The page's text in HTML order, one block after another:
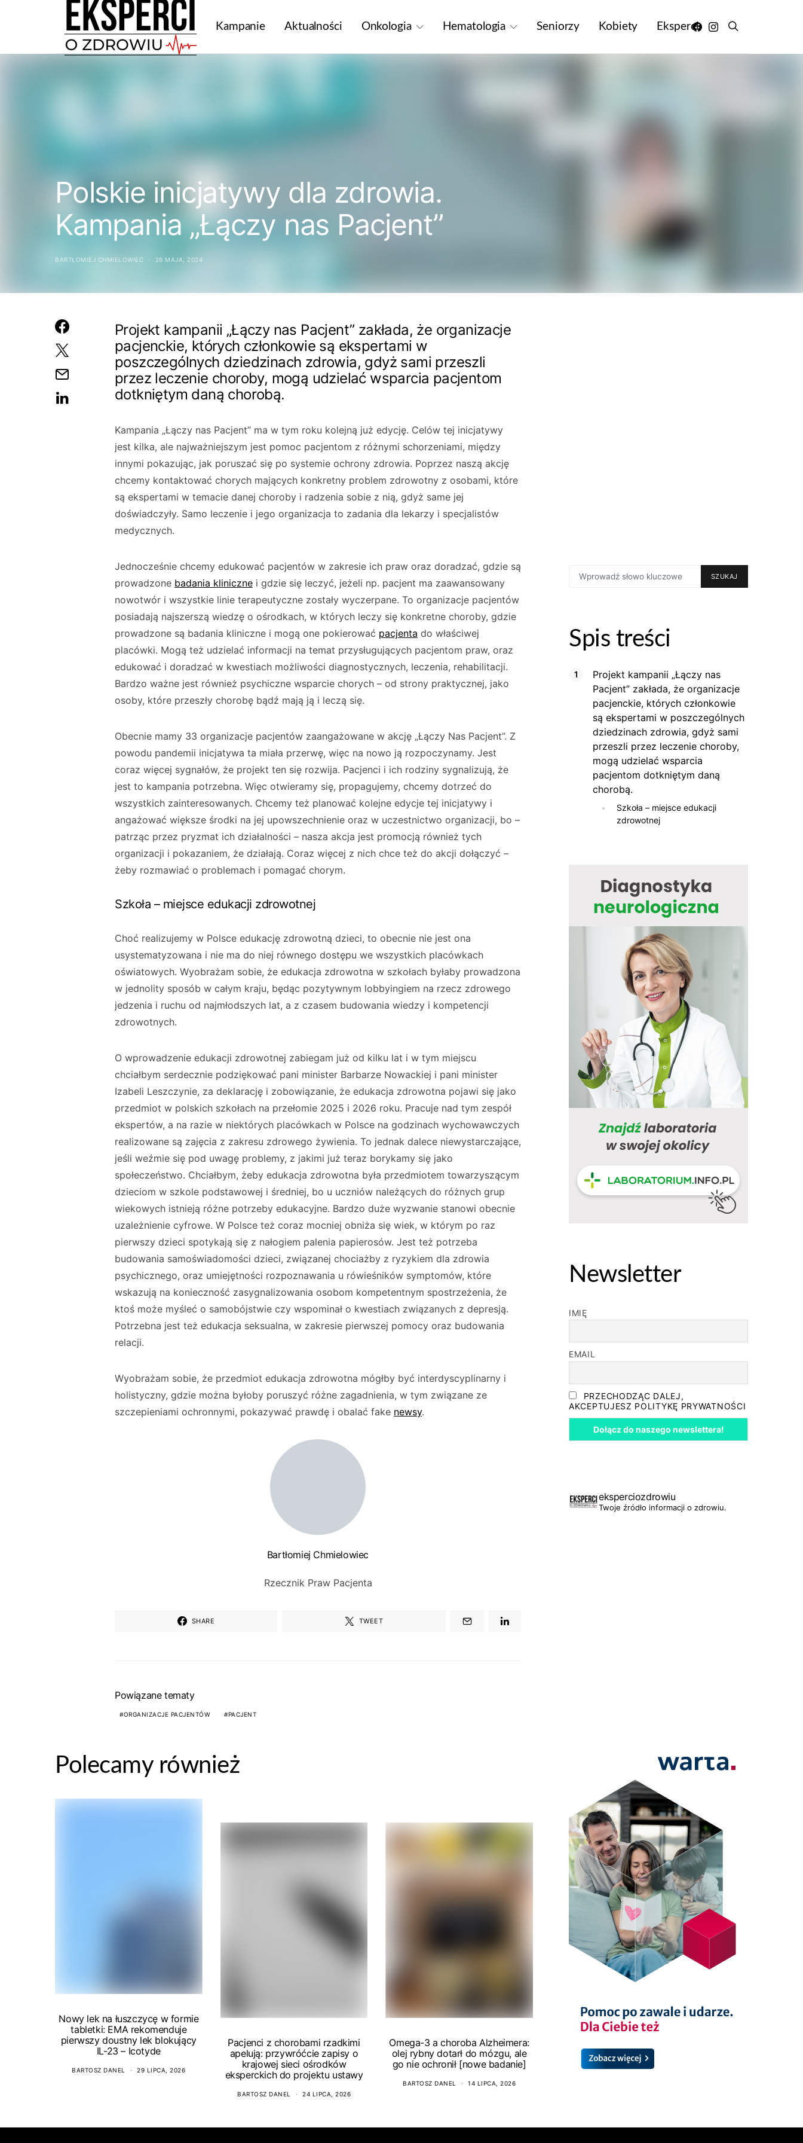
Kampanie Aktualności Onkologia Hematologia Seniorzy Kobiety Eksperci
Polskie inicjatywy dla zdrowia.
Kampania „Łączy nas Pacjent”
BARTŁOMIEJ CHMIELOWIEC 26 MAJA, 2024
Projekt kampanii „Łączy nas Pacjent” zakłada, że organizacje
pacjenckie, których członkowie są ekspertami w
poszczególnych dziedzinach zdrowia, gdyż sami przeszli
przez leczenie choroby, mogą udzielać wsparcia pacjentom
dotkniętym daną chorobą.
Kampania „Łączy nas Pacjent” ma w tym roku kolejną już edycję. Celów tej inicjatywy
jest kilka, ale najważniejszym jest pomoc pacjentom z różnymi schorzeniami, między
innymi pokazując, jak poruszać się po systemie ochrony zdrowia. Poprzez naszą akcję
chcemy kontaktować chorych mających konkretny problem zdrowotny z osobami, które
są ekspertami w temacie danej choroby i radzenia sobie z nią, gdyż same jej
doświadczyły. Samo leczenie i jego organizacja to zadania dla lekarzy i specjalistów
medycznych.
Jednocześnie chcemy edukować pacjentów w zakresie ich praw oraz doradzać, gdzie są
prowadzone badania kliniczne i gdzie się leczyć, jeżeli np. pacjent ma zaawansowany
nowotwór i wszystkie linie terapeutyczne zostały wyczerpane. To organizacje pacjentów
posiadają najszerszą wiedzę o ośrodkach, w których leczy się konkretne choroby, gdzie
prowadzone są badania kliniczne i mogą one pokierować pacjenta do właściwej
placówki. Mogą też udzielać informacji na temat przysługujących pacjentom praw, oraz
edukować i doradzać w kwestiach możliwości diagnostycznych, leczenia, rehabilitacji.
Bardzo ważne jest również psychiczne wsparcie chorych – od strony praktycznej, jako
osoby, które przeszły chorobę bądź mają ją i leczą się.
Obecnie mamy 33 organizacje pacjentów zaangażowane w akcję „Łączy Nas Pacjent”. Z
powodu pandemii inicjatywa ta miała przerwę, więc na nowo ją rozpoczynamy. Jest
coraz więcej sygnałów, że projekt ten się rozwija. Pacjenci i ich rodziny sygnalizują, że
jest to kampania potrzebna. Więc otwieramy się, propagujemy, chcemy dotrzeć do
wszystkich zainteresowanych. Chcemy też planować kolejne edycje tej inicjatywy i
angażować większe środki na jej upowszechnienie oraz w uczestnictwo organizacji, bo –
patrząc przez pryzmat ich działalności – nasza akcja jest promocją również tych
organizacji i pokazaniem, że działają. Coraz więcej z nich chce też do akcji dołączyć –
żeby rozmawiać o problemach i pomagać chorym.
Szkoła – miejsce edukacji zdrowotnej
Choć realizujemy w Polsce edukację zdrowotną dzieci, to obecnie nie jest ona
usystematyzowana i nie ma do niej równego dostępu we wszystkich placówkach
oświatowych. Wyobrażam sobie, że edukacja zdrowotna w szkołach byłaby prowadzona
w jednolity sposób w całym kraju, będąc pozytywnym lobbyingiem na rzecz zdrowego
jedzenia i ruchu od najmłodszych lat, a z czasem budowania wiedzy i kompetencji
zdrowotnych.
O wprowadzenie edukacji zdrowotnej zabiegam już od kilku lat i w tym miejscu
chciałbym serdecznie podziękować pani minister Barbarze Nowackiej i pani minister
Izabeli Leszczynie, za deklarację i zobowiązanie, że edukacja zdrowotna pojawi się jako
przedmiot w polskich szkołach na przełomie 2025 i 2026 roku. Pracuje nad tym zespół
ekspertów, a na razie w niektórych placówkach w Polsce na godzinach wychowawczych
realizowane są zajęcia z zakresu zdrowego żywienia. To jednak dalece niewystarczające,
jeśli weźmie się pod uwagę problemy, z jakimi już teraz borykamy się jako
społeczeństwo. Chciałbym, żeby edukacja zdrowotna była przedmiotem towarzyszącym
dzieciom w szkole podstawowej i średniej, bo u uczniów należących do różnych grup
wiekowych istnieją różne potrzeby edukacyjne. Bardzo duże wyzwanie stanowi obecnie
uzależnienie cyfrowe. W Polsce też coraz mocniej obniża się wiek, w którym po raz
pierwszy dzieci spotykają się z nałogiem palenia papierosów. Jest też potrzeba
budowania samoświadomości dzieci, związanej chociażby z ryzykiem dla zdrowia
psychicznego, oraz umiejętności rozpoznawania u rówieśników symptomów, które
wskazują na konieczność zasygnalizowania osobom kompetentnym spostrzeżenia, że
ktoś może myśleć o samobójstwie czy wspominał o kwestiach związanych z depresją.
Potrzebna jest też edukacja seksualna, w zakresie pierwszej pomocy oraz budowania
relacji.
Wyobrażam sobie, że przedmiot edukacja zdrowotna mógłby być interdyscyplinarny i
holistyczny, gdzie można byłoby poruszyć różne zagadnienia, w tym związane ze
szczepieniami ochronnymi, pokazywać prawdę i obalać fake newsy.
Bartłomiej Chmielowiec
Rzecznik Praw Pacjenta
SHARE TWEET
Powiązane tematy
ORGANIZACJE PACJENTÓW PACJENT
Polecamy również
Nowy lek na łuszczycę w formie
tabletki: EMA rekomenduje
pierwszy doustny lek blokujący
IL-23 – Icotyde
BARTOSZ DANEL 29 LIPCA, 2026
Pacjenci z chorobami rzadkimi
apelują: przywróćcie zapisy o
krajowej sieci ośrodków
eksperckich do projektu ustawy
BARTOSZ DANEL 24 LIPCA, 2026
Omega-3 a choroba Alzheimera:
olej rybny dotarł do mózgu, ale
go nie ochronił [nowe badanie]
BARTOSZ DANEL 14 LIPCA, 2026
FOR:
SZUKAJ
Spis treści
Projekt kampanii „Łączy nas
Pacjent” zakłada, że organizacje
pacjenckie, których członkowie
są ekspertami w poszczególnych
dziedzinach zdrowia, gdyż sami
przeszli przez leczenie choroby,
mogą udzielać wsparcia
pacjentom dotkniętym daną
chorobą.
Szkoła – miejsce edukacji
zdrowotnej
Newsletter
IMIĘ
EMAIL
PRZECHODZĄC DALEJ,
AKCEPTUJESZ POLITYKĘ PRYWATNOŚCI
eksperciozdrowiu
Twoje źródło informacji o zdrowiu.